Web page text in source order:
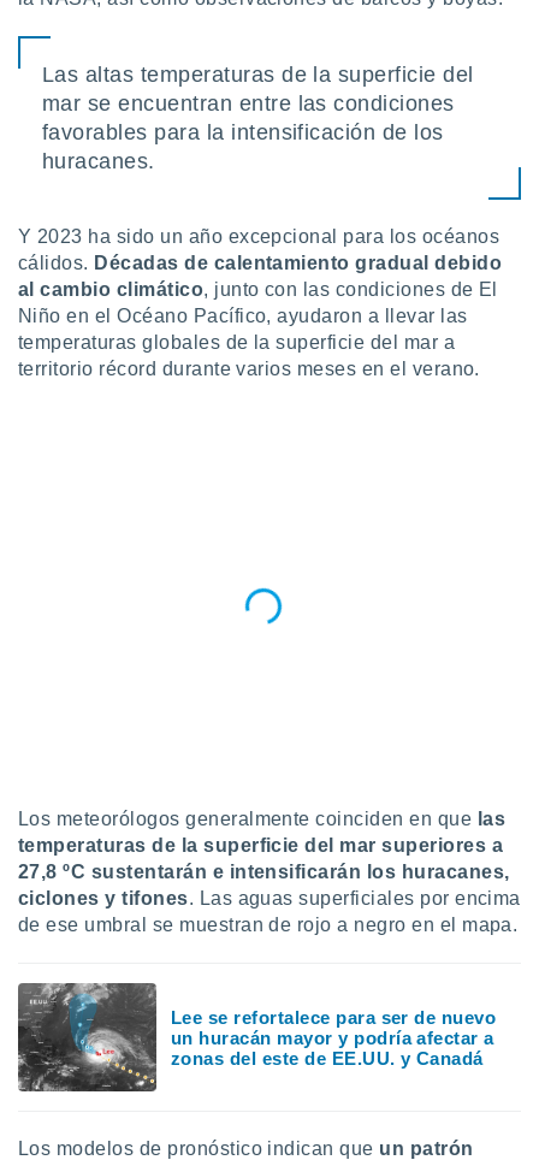
e
mediante
publicidad
de
1199
Las altas temperaturas de la superficie del
mar se encuentran entre las condiciones
favorables para la intensificación de los
huracanes.
Y 2023 ha sido un año excepcional para los océanos
cálidos. Décadas de calentamiento gradual debido
al cambio climático, junto con las condiciones de El
Niño en el Océano Pacífico, ayudaron a llevar las
temperaturas globales de la superficie del mar a
territorio récord durante varios meses en el verano.
Los meteorólogos generalmente coinciden en que las
temperaturas de la superficie del mar superiores a
27,8 ºC sustentarán e intensificarán los huracanes,
ciclones y tifones. Las aguas superficiales por encima
de ese umbral se muestran de rojo a negro en el mapa.
Lee se refortalece para ser de nuevo
un huracán mayor y podría afectar a
zonas del este de EE.UU. y Canadá
Los modelos de pronóstico indican que un patrón